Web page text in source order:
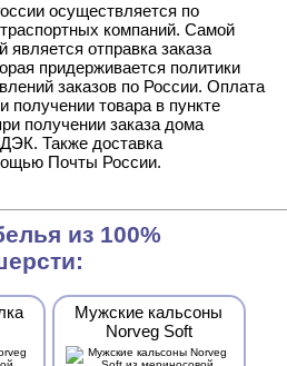
осуществляется по
компаний. Самой
является отправка заказа
придерживается политики
заказов по России. Оплата
получении товара в пункте
получении заказа дома
Также доставка
Почты России.
из 100%
Мужские кальсоны
Norveg Soft